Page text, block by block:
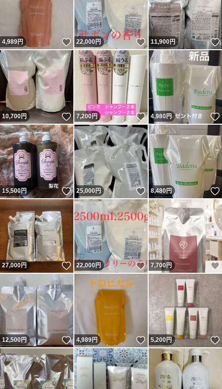
4,989円 いいね！
22,000円 いいね！
11,900円
10,700円 いいね！
7,200円 いいね！
4,980円
15,500円 いいね！
25,000円 いいね！
8,480円
27,000円 いいね！
22,000円 いいね！
7,700円
12,500円 いいね！
4,989円 いいね！
5,200円